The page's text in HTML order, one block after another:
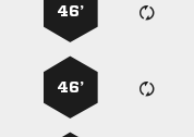
46’
46’